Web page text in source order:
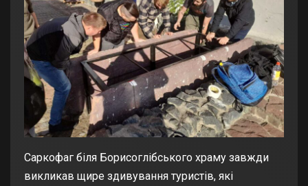
Саркофаг біля Борисоглібського храму завжди
викликав щире здивування туристів, які